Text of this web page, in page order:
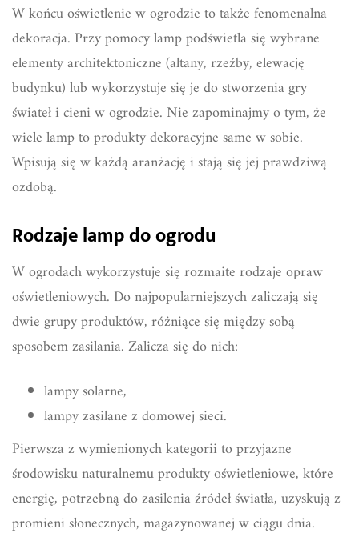
W końcu oświetlenie w ogrodzie to także fenomenalna
dekoracja. Przy pomocy lamp podświetla się wybrane
elementy architektoniczne (altany, rzeźby, elewację
budynku) lub wykorzystuje się je do stworzenia gry
świateł i cieni w ogrodzie. Nie zapominajmy o tym, że
wiele lamp to produkty dekoracyjne same w sobie.
Wpisują się w każdą aranżację i stają się jej prawdziwą
ozdobą.
Rodzaje lamp do ogrodu
W ogrodach wykorzystuje się rozmaite rodzaje opraw
oświetleniowych. Do najpopularniejszych zaliczają się
dwie grupy produktów, różniące się między sobą
sposobem zasilania. Zalicza się do nich:
lampy solarne,
lampy zasilane z domowej sieci.
Pierwsza z wymienionych kategorii to przyjazne
środowisku naturalnemu produkty oświetleniowe, które
energię, potrzebną do zasilenia źródeł światła, uzyskują z
promieni słonecznych, magazynowanej w ciągu dnia.